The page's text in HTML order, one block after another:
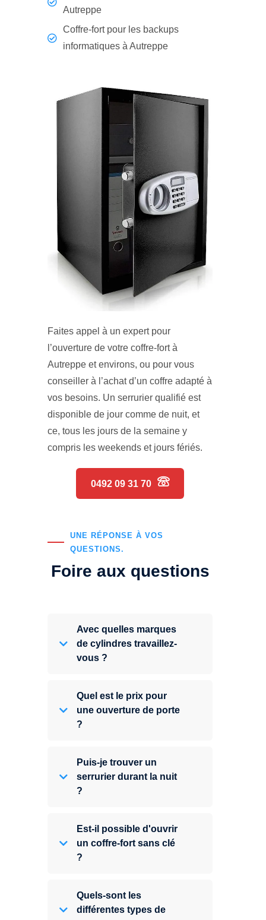
Autreppe
Coffre-fort pour les backups
informatiques à Autreppe
Faites appel à un expert pour
l’ouverture de votre coffre-fort à
Autreppe et environs, ou pour vous
conseiller à l’achat d’un coffre adapté à
vos besoins. Un serrurier qualifié est
disponible de jour comme de nuit, et
ce, tous les jours de la semaine y
compris les weekends et jours fériés.
0492 09 31 70
UNE RÉPONSE À VOS
QUESTIONS.
Foire aux questions
Avec quelles marques
de cylindres travaillez-
vous ?
Quel est le prix pour
une ouverture de porte
?
Puis-je trouver un
serrurier durant la nuit
?
Est-il possible d'ouvrir
un coffre-fort sans clé
?
Quels-sont les
différentes types de